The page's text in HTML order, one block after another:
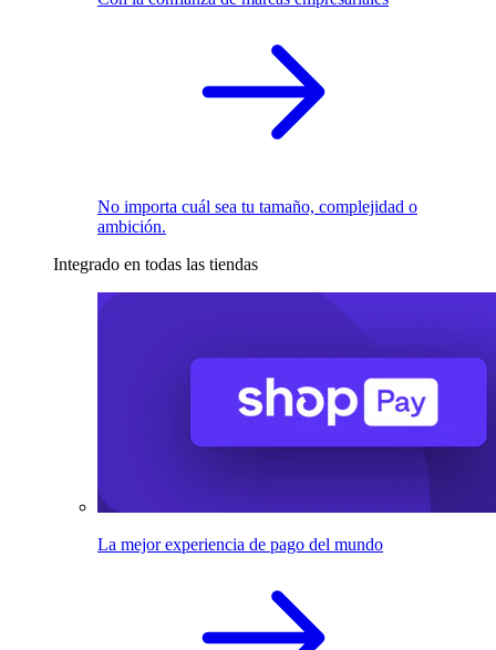
No importa cuál sea tu tamaño, complejidad o
ambición.
Integrado en todas las tiendas
La mejor experiencia de pago del mundo